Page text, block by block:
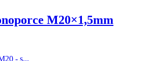
M20×1,5mm